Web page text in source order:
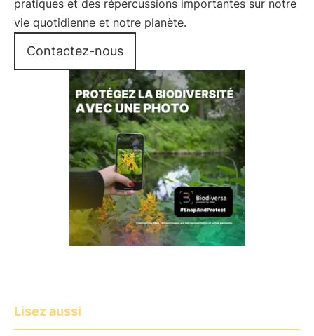
pratiques et des répercussions importantes sur notre
vie quotidienne et notre planète.
Contactez-nous
Lisez aussi